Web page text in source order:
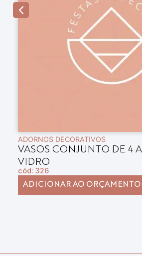
ADORNOS DECORATIVOS
VASOS CONJUNTO DE 4
VIDRO
cód: 326
ADICIONAR AO ORÇAMENTO